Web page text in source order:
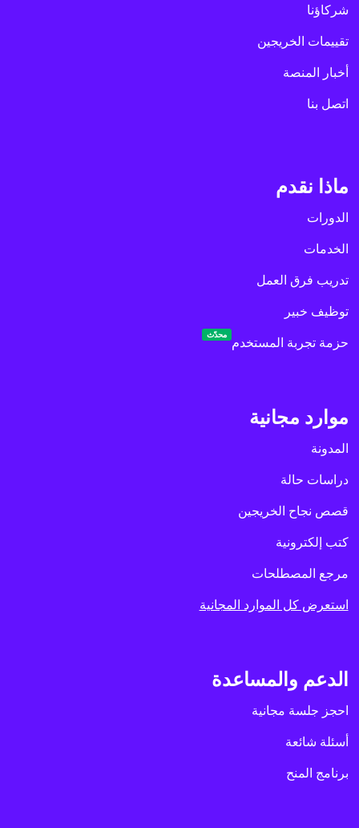
شركاؤنا
تقييمات الخريجين
أخبار المنصة
اتصل بنا
ماذا نقدم
الدورات
الخدمات
تدريب فرق العمل
توظيف خبير
حزمة تجربة المستخدم
محدّث
موارد مجانية
المدونة
دراسات حالة
قصص نجاح الخريجين
كتب إلكترونية
مرجع المصطلحات
استعرض كل الموارد المجانية
الدعم والمساعدة
احجز جلسة مجانية
أسئلة شائعة
برنامج المنح